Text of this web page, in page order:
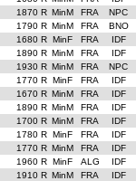
1870 R MinM FRA
NPC
1790 R MinM FRA
BNO
1680 R MinF FRA
IDF
1890 R MinM FRA
IDF
1930 R MinM FRA
NPC
1770 R MinF FRA
IDF
1670 R MinM FRA
IDF
1890 R MinM FRA
IDF
1700 R MinM FRA
IDF
1780 R MinF FRA
IDF
1770 R MinM FRA
IDF
1960 R MinF ALG
IDF
1910 R MinM FRA
IDF